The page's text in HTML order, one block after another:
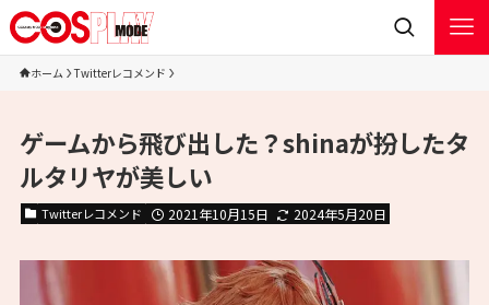
ホーム Twitterレコメンド
ゲームから飛び出した？shinaが扮したタ
ルタリヤが美しい
Twitterレコメンド 2021年10月15日 2024年5月20日